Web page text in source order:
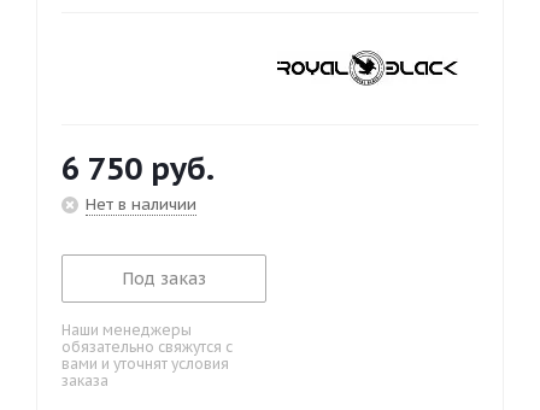
6 750 руб.
Нет в наличии
Под заказ
Наши менеджеры
обязательно свяжутся с
вами и уточнят условия
заказа